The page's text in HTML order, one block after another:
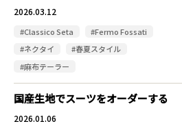
2026.03.12
#Classico Seta
#Fermo Fossati
#ネクタイ
#春夏スタイル
#麻布テーラー
国産生地でスーツをオーダーする
2026.01.06